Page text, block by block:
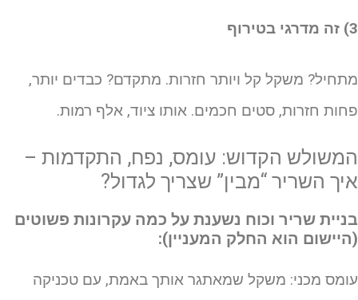
משקל קל ויותר חזרות. מתקדם? כבדים יותר,
חזרות, סטים חכמים. אותו ציוד, אלף רמות.
הקדוש: עומס, נפח, התקדמות –
השריר “מבין” שצריך לגדול?
שריר וכוח נשענת על כמה עקרונות פשוטים
הוא החלק המעניין):
מכני: משקל שמאתגר אותך באמת, עם טכניקה